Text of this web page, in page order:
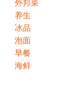
外邦菜
养生
冰品
泡面
早餐
海鲜